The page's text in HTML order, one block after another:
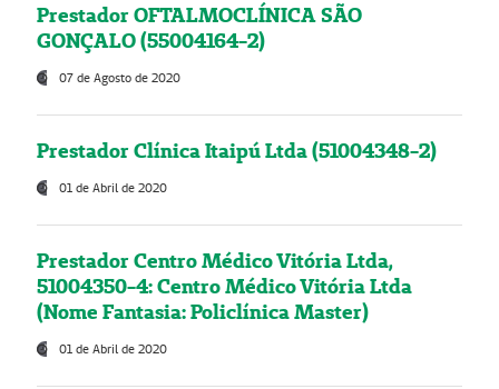
Prestador OFTALMOCLÍNICA SÃO
GONÇALO (55004164-2)
07 de Agosto de 2020
Prestador Clínica Itaipú Ltda (51004348-2)
01 de Abril de 2020
Prestador Centro Médico Vitória Ltda,
51004350-4: Centro Médico Vitória Ltda
(Nome Fantasia: Policlínica Master)
01 de Abril de 2020